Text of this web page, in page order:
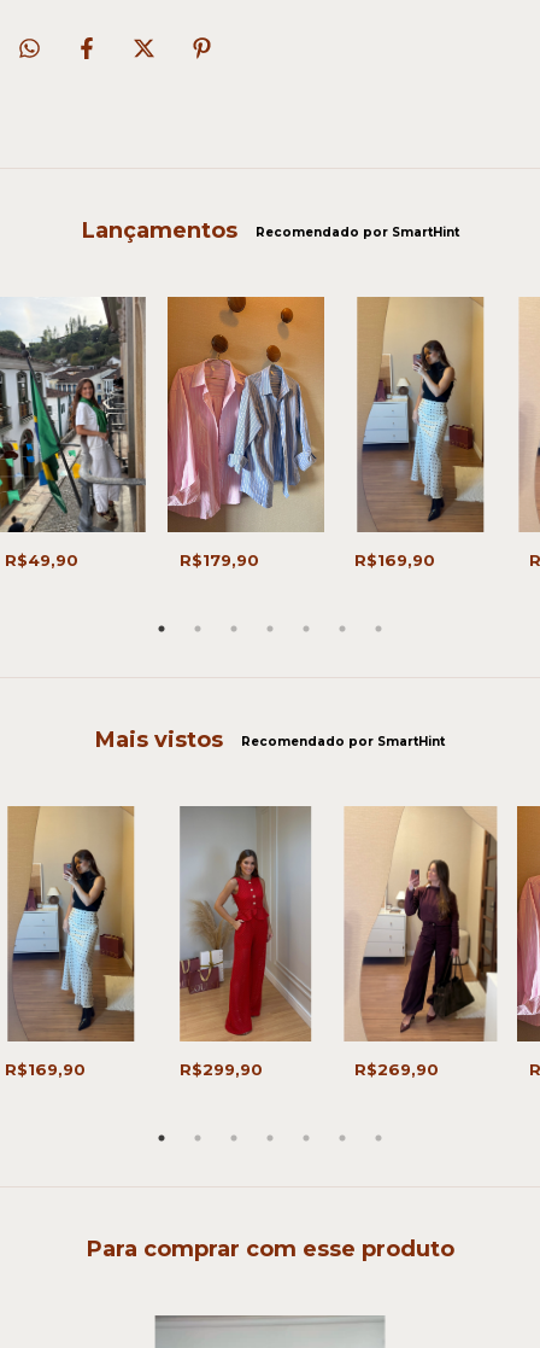
Lançamentos Recomendado por SmartHint
R$49,90 R$179,90 R$169,90
Mais vistos Recomendado por SmartHint
R$169,90 R$299,90 R$269,90
Para comprar com esse produto